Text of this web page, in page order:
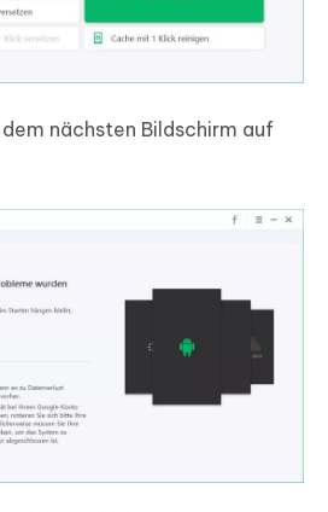
nächsten Bildschirm auf